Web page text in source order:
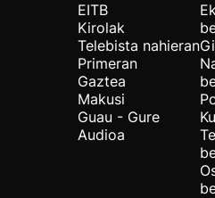
EITB
Kirolak
Telebista nahieran
Primeran
Gaztea
Makusi
Guau - Gure
Audioa